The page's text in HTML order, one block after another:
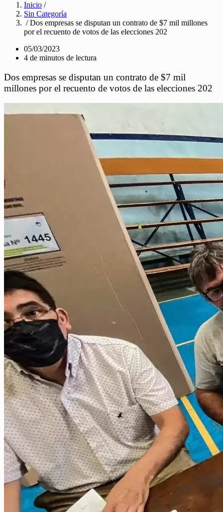
Inicio /
Sin Categoría
/ Dos empresas se disputan un contrato de $7 mil millones
por el recuento de votos de las elecciones 202
05/03/2023
4 de minutos de lectura
Dos empresas se disputan un contrato de $7 mil
millones por el recuento de votos de las elecciones 202